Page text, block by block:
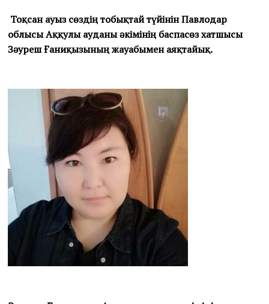
Тоқсан ауыз сөздің тобықтай түйінін Павлодар
облысы Аққулы ауданы әкімінің баспасөз хатшысы
Зәуреш Ғаниқызының жауабымен аяқтайық.